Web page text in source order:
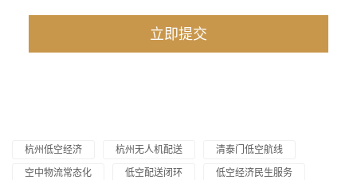
杭州低空经济 杭州无人机配送
清泰门低空航线
空中物流常态化
低空配送闭环 低空经济民生服务